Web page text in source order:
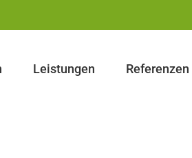
Leistungen Referenzen